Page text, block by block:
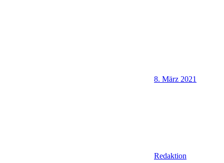
8. März 2021
Redaktion